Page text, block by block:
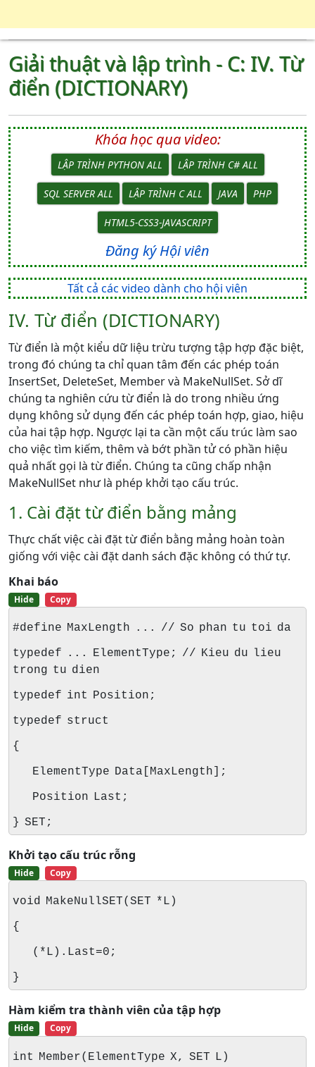
Giải thuật và lập trình - C: IV. Từ
điển (DICTIONARY)
Khóa học qua video:
LẬP TRÌNH PYTHON ALL LẬP TRÌNH C# ALL
SQL SERVER ALL LẬP TRÌNH C ALL JAVA PHP
HTML5-CSS3-JAVASCRIPT
Đăng ký Hội viên
Tất cả các video dành cho hội viên
IV. Từ điển (DICTIONARY)
Từ điển là một kiểu dữ liệu trừu tượng tập hợp đặc biệt,
trong đó chúng ta chỉ quan tâm đến các phép toán
InsertSet, DeleteSet, Member và MakeNullSet. Sở dĩ
chúng ta nghiên cứu từ điển là do trong nhiều ứng
dụng không sử dụng đến các phép toán hợp, giao, hiệu
của hai tập hợp. Ngược lại ta cần một cấu trúc làm sao
cho việc tìm kiếm, thêm và bớt phần tử có phần hiệu
quả nhất gọi là từ điển. Chúng ta cũng chấp nhận
MakeNullSet như là phép khởi tạo cấu trúc.
1. Cài đặt từ điển bằng mảng
Thực chất việc cài đặt từ điển bằng mảng hoàn toàn
giống với việc cài đặt danh sách đặc không có thứ tự.
Khai báo
Hide Copy
#define MaxLength ... // So phan tu toi da
typedef ... ElementType; // Kieu du lieu
trong tu dien
typedef int Position;
typedef struct
{
ElementType Data[MaxLength];
Position Last;
} SET;
Khởi tạo cấu trúc rỗng
Hide Copy
void MakeNullSET(SET *L)
{
(*L).Last=0;
}
Hàm kiểm tra thành viên của tập hợp
Hide Copy
int Member(ElementType X, SET L)